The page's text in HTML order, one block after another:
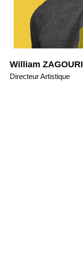
William ZAGOURI
Directeur Artistique